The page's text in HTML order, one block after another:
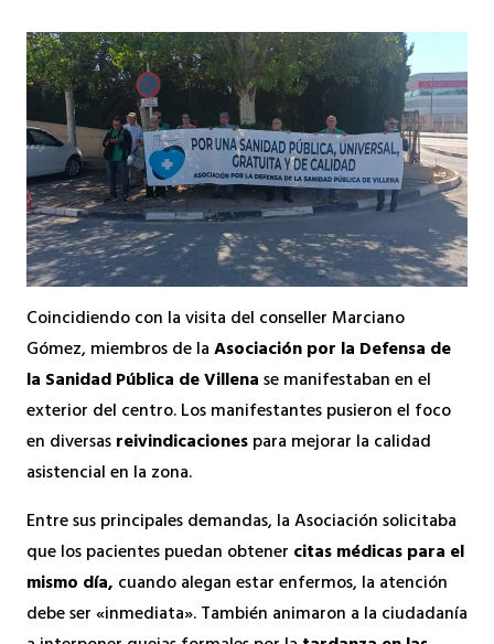
Coincidiendo con la visita del conseller Marciano
Gómez, miembros de laAsociación por la Defensa de
la Sanidad Pública de Villenase manifestaban en el
exterior del centro. Los manifestantes pusieron el foco
en diversasreivindicacionespara mejorar la calidad
asistencial en la zona.
Entre sus principales demandas, la Asociación solicitaba
que los pacientes puedan obtener citas médicas para el
mismo día, cuando alegan estar enfermos, la atención
debe ser «inmediata». También animaron a la ciudadanía